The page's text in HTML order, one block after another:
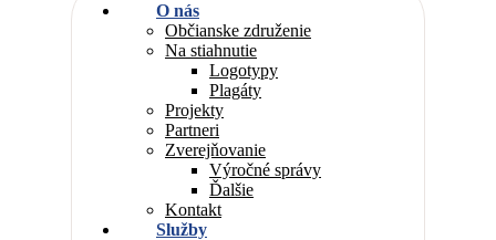
O nás
Občianske združenie
Na stiahnutie
Logotypy
Plagáty
Projekty
Partneri
Zverejňovanie
Výročné správy
Ďalšie
Kontakt
Služby